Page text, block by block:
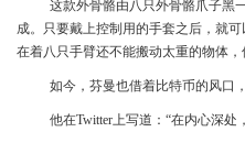
这款外骨骼由八只外骨骼爪子黑
成。只要戴上控制用的手套之后，就
在着八只手臂还不能搬动太重的物体，
如今，芬曼也借着比特币的风口
他在Twitter上写道：“在内心深处